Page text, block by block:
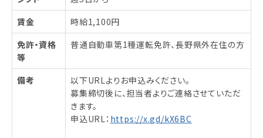
賃金
時給1,100円
免許・資格
等
普通自動車第1種運転免許、長野県外在住の方
備考
以下URLよりお申込みください。
募集締切後に、担当者よりご連絡させていただ
きます。
申込URL： https://x.gd/kX6BC